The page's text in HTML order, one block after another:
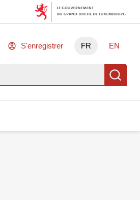
S'enregistrer FR EN